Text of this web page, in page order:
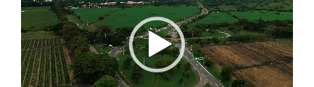
vídeo